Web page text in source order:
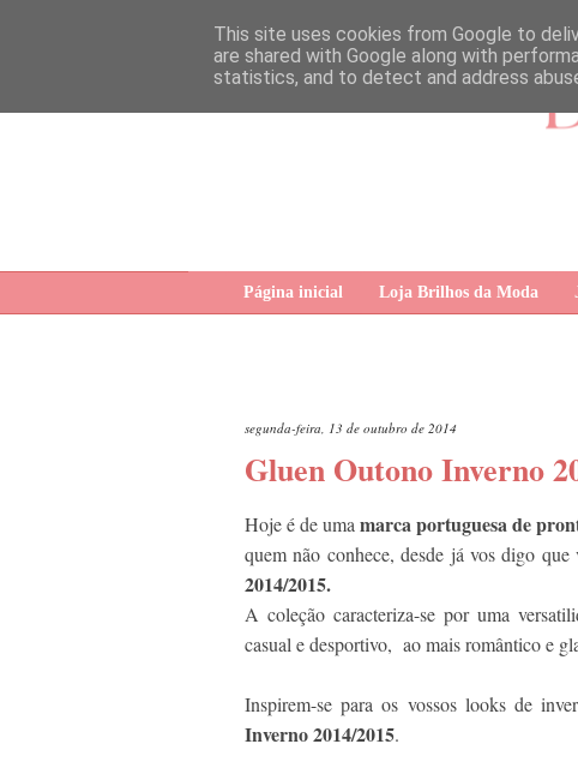
Página inicial Loja Brilhos da Moda
segunda-feira, 13 de outubro de 2014
Gluen Outono Inverno
Hoje é de uma marca portuguesa de
quem não conhece, desde já vos digo
2014/2015.
A coleção caracteriza-se por uma
casual e desportivo, ao mais romântico e
Inspirem-se para os vossos looks de
Inverno 2014/2015.
This site uses cookies from Google to
are shared with Google along with
statistics, and to detect and address